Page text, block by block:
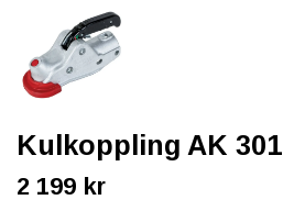
Kulkoppling AK 301
2 199 kr